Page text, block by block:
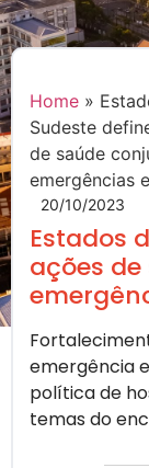
Home »
Sudeste
de saúde
emergências
20/10/2023
Estados
ações
emergência
política de
temas do